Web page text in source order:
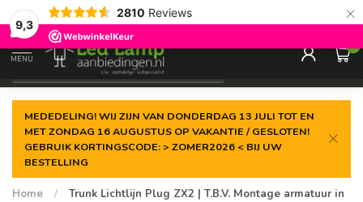
9,3
2810 Reviews ×
Gegarandeerde delaagste prijs
MENU
0
MEDEDELING! WIJ ZIJN VAN DONDERDAG 13 JULI TOT EN
MET ZONDAG 16 AUGUSTUS OP VAKANTIE / GESLOTEN!
GEBRUIK KORTINGSCODE: > ZOMER2026 < BIJ UW
BESTELLING
Home /
Trunk Lichtlijn Plug ZX2 | T.B.V. Montage armatuur in